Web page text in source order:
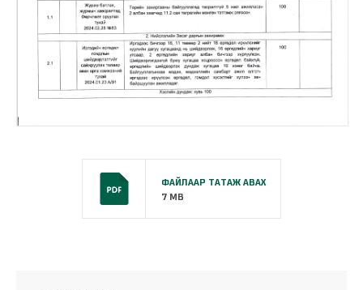
ФАЙЛААР ТАТАЖ АВАХ
7 MB